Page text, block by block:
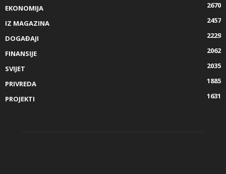
EKONOMIJA
2670
IZ MAGAZINA
2457
DOGAĐAJI
2229
FINANSIJE
2062
SVIJET
2035
PRIVREDA
1885
PROJEKTI
1631